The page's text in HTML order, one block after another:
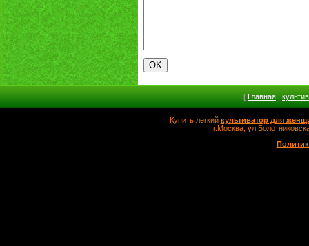
[ Главная |
Купить легкий культиватор для
г.Москва,